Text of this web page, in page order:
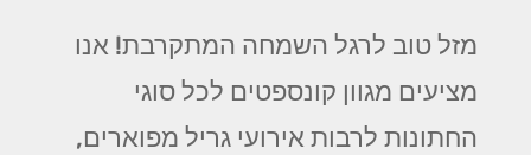
מזל טוב לרגל השמחה המתקרבת! אנו
מציעים מגוון קונספטים לכל סוגי
החתונות לרבות אירועי גריל מפוארים,